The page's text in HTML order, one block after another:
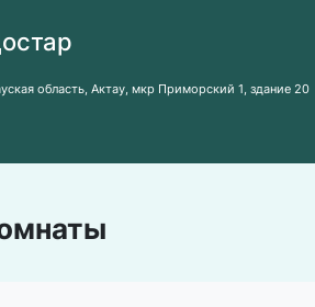
область, Актау, мкр Приморский 1, здание 20